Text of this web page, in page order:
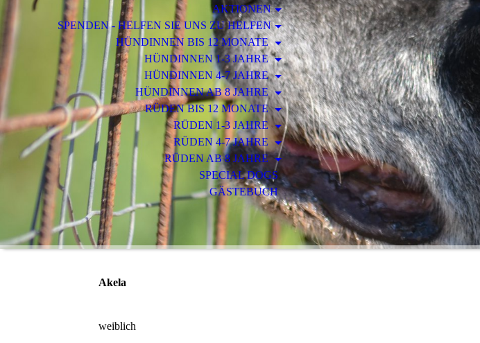
AKTIONEN
SPENDEN - HELFEN SIE UNS ZU HELFEN
HÜNDINNEN BIS 12 MONATE
HÜNDINNEN 1-3 JAHRE
HÜNDINNEN 4-7 JAHRE
HÜNDINNEN AB 8 JAHRE
RÜDEN BIS 12 MONATE
RÜDEN 1-3 JAHRE
RÜDEN 4-7 JAHRE
RÜDEN AB 8 JAHRE
SPECIAL DOGS
GÄSTEBUCH
Akela
weiblich